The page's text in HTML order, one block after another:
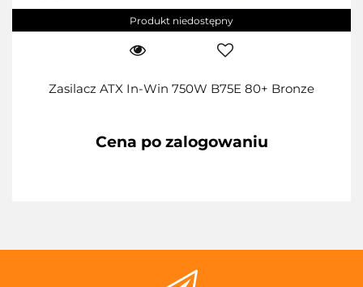
Produkt niedostępny
Zasilacz ATX In-Win 750W B75E 80+ Bronze
Cena po zalogowaniu